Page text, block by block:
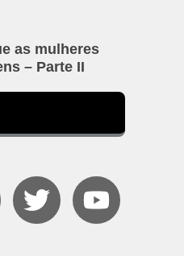
as mulheres
– Parte II